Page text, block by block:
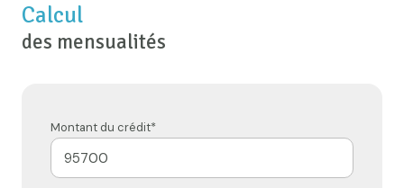
Calcul
des mensualités
Montant du crédit*